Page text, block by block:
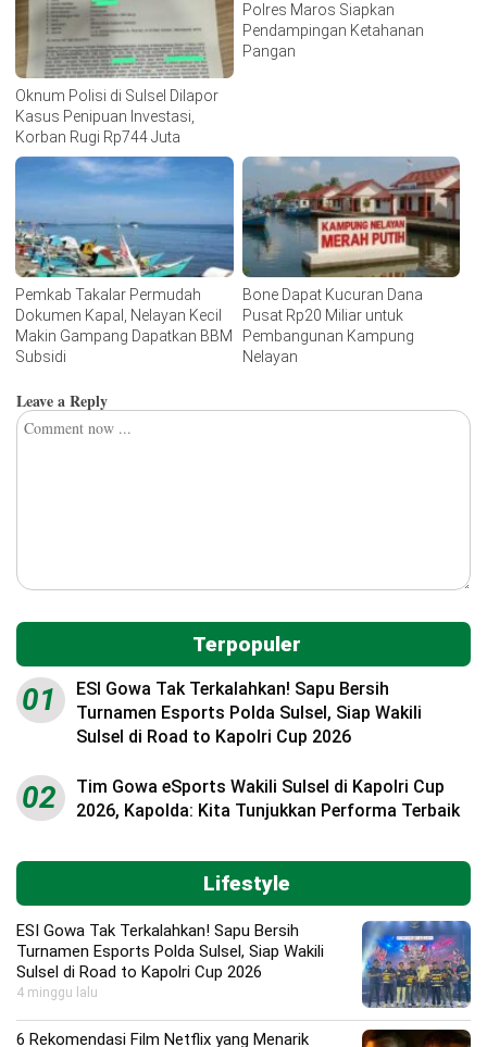
Oknum Polisi di Sulsel Dilapor
Kasus Penipuan Investasi,
Korban Rugi Rp744 Juta
Polres Maros Siapkan
Pendampingan Ketahanan
Pangan
Pemkab Takalar Permudah
Dokumen Kapal, Nelayan Kecil
Makin Gampang Dapatkan BBM
Subsidi
Bone Dapat Kucuran Dana
Pusat Rp20 Miliar untuk
Pembangunan Kampung
Nelayan
Leave a Reply
Terpopuler
01
ESI Gowa Tak Terkalahkan! Sapu Bersih
Turnamen Esports Polda Sulsel, Siap Wakili
Sulsel di Road to Kapolri Cup 2026
02
Tim Gowa eSports Wakili Sulsel di Kapolri Cup
2026, Kapolda: Kita Tunjukkan Performa Terbaik
Lifestyle
ESI Gowa Tak Terkalahkan! Sapu Bersih
Turnamen Esports Polda Sulsel, Siap Wakili
Sulsel di Road to Kapolri Cup 2026
4 minggu lalu
6 Rekomendasi Film Netflix yang Menarik